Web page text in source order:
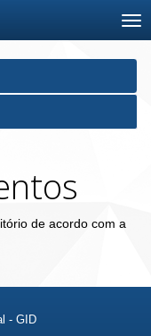
de acordo com a
- GID